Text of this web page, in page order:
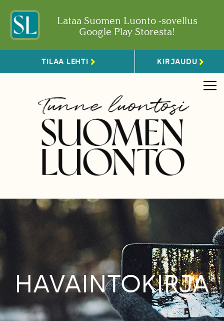
Lataa Suomen Luonto -sovellus
Google Play Storesta!
TILAA LEHTI KIRJAUDU
HAVAINTOKIRJA